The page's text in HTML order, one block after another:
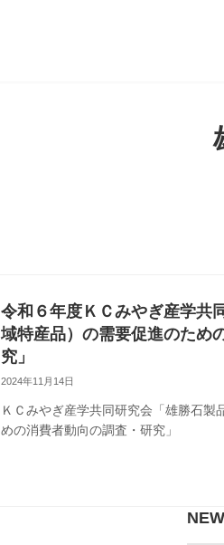
令和６年度ＫＣみやぎ産学共
域特産品）の需要促進のため
究」
2024年11月14日
ＫＣみやぎ産学共同研究会「雄勝石製
めの消費者動向の調査・研究」